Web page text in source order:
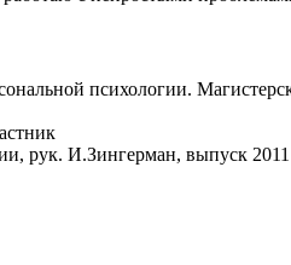
психологии.
рук. И.Зингерман, выпуск 2011